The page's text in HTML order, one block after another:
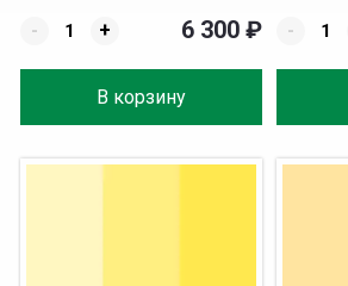
-
+
В корзину
6 300 ₽
-